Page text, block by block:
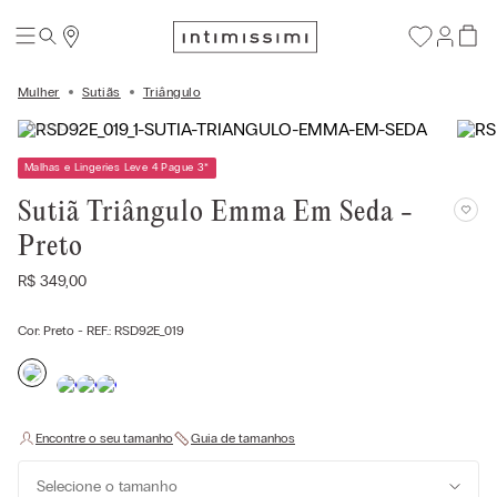
Mulher Sutiãs Triângulo
Malhas e Lingeries Leve 4 Pague 3*
Sutiã Triângulo Emma Em Seda -
Preto
R$ 349,00
Cor: Preto - REF.: RSD92E_019
Selecione o tamanho